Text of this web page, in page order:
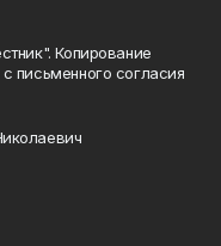
Копирование
письменного согласия